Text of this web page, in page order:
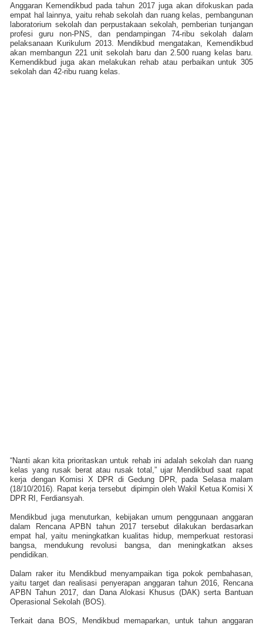
Anggaran Kemendikbud pada tahun 2017 juga akan difokuskan pada
empat hal lainnya, yaitu rehab sekolah dan ruang kelas, pembangunan
laboratorium sekolah dan perpustakaan sekolah, pemberian tunjangan
profesi guru non-PNS, dan pendampingan 74-ribu sekolah dalam
pelaksanaan Kurikulum 2013. Mendikbud mengatakan, Kemendikbud
akan membangun 221 unit sekolah baru dan 2.500 ruang kelas baru.
Kemendikbud juga akan melakukan rehab atau perbaikan untuk 305
sekolah dan 42-ribu ruang kelas.
“Nanti akan kita prioritaskan untuk rehab ini adalah sekolah dan ruang
kelas yang rusak berat atau rusak total,” ujar Mendikbud saat rapat
kerja dengan Komisi X DPR di Gedung DPR, pada Selasa malam
(18/10/2016). Rapat kerja tersebut dipimpin oleh Wakil Ketua Komisi X
DPR RI, Ferdiansyah.
Mendikbud juga menuturkan, kebijakan umum penggunaan anggaran
dalam Rencana APBN tahun 2017 tersebut dilakukan berdasarkan
empat hal, yaitu meningkatkan kualitas hidup, memperkuat restorasi
bangsa, mendukung revolusi bangsa, dan meningkatkan akses
pendidikan.
Dalam raker itu Mendikbud menyampaikan tiga pokok pembahasan,
yaitu target dan realisasi penyerapan anggaran tahun 2016, Rencana
APBN Tahun 2017, dan Dana Alokasi Khusus (DAK) serta Bantuan
Operasional Sekolah (BOS).
Terkait dana BOS, Mendikbud memaparkan, untuk tahun anggaran